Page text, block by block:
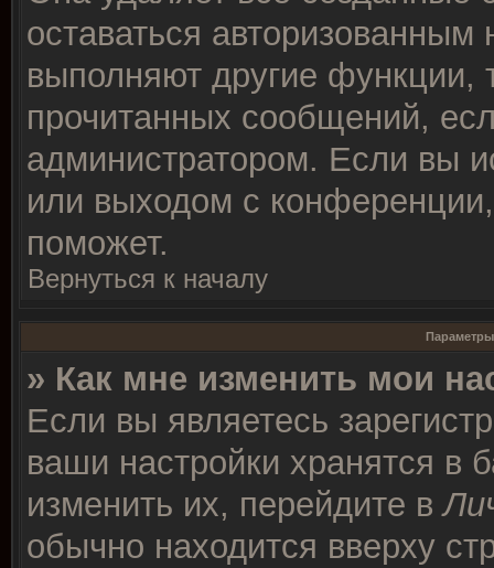
оставаться
выполняют другие функции,
прочитанных сообщений,
администратором. Если вы
или выходом с
поможет.
Вернуться к началу
Параметры
» Как мне изменить мои
Если вы являетесь
ваши настройки хранятся в
изменить их, перейдите в
обычно находится вверху